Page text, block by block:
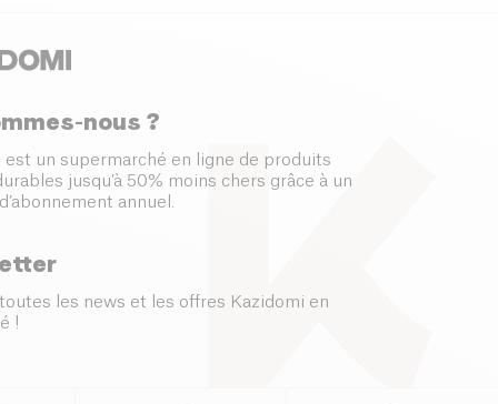
nous ?
est un supermarché en ligne de produits
jusqu’à 50% moins chers grâce à un
annuel.
toutes les news et les offres Kazidomi en
!